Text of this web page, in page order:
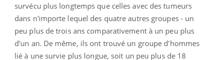
survécu plus longtemps que celles avec des tumeurs
dans n'importe lequel des quatre autres groupes - un
peu plus de trois ans comparativement à un peu plus
d'un an. De même, ils ont trouvé un groupe d'hommes
lié à une survie plus longue, soit un peu plus de 18